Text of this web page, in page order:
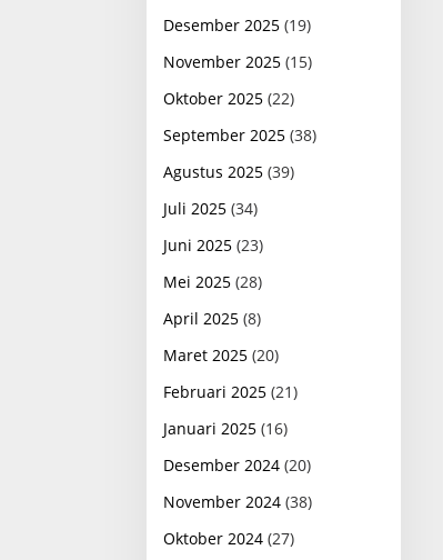
Desember 2025 (19)
November 2025 (15)
Oktober 2025 (22)
September 2025 (38)
Agustus 2025 (39)
Juli 2025 (34)
Juni 2025 (23)
Mei 2025 (28)
April 2025 (8)
Maret 2025 (20)
Februari 2025 (21)
Januari 2025 (16)
Desember 2024 (20)
November 2024 (38)
Oktober 2024 (27)